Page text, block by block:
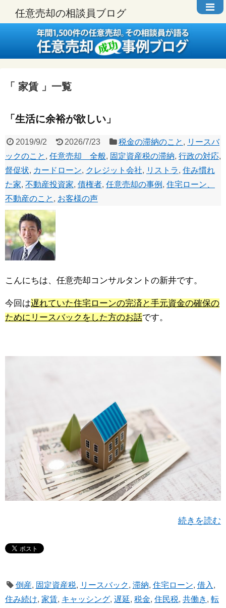
任意売却の相談員ブログ
家賃 一覧
「生活に余裕が欲しい」
2019/9/2 2026/7/23 税金の滞納のこと , リースバ
ックのこと , 任意売却 全般, 固定資産税の滞納, 行政の対応,
督促状, カードローン, クレジット会社, リストラ, 住み慣れ
た家, 不動産投資家, 債権者, 任意売却の事例 , 住宅ローン、
不動産のこと , お客様の声
こんにちは、任意売却コンサルタントの新井です。
今回は遅れていた住宅ローンの完済と手元資金の確保の
ためにリースバックをした方のお話です。
続きを読む
倒産, 固定資産税, リースバック, 滞納, 住宅ローン, 借入 ,
住み続け, 家賃, キャッシング, 遅延, 税金, 住民税, 共働き , 転